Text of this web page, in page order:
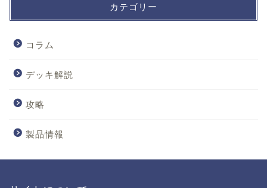
カテゴリー
コラム
デッキ解説
攻略
製品情報